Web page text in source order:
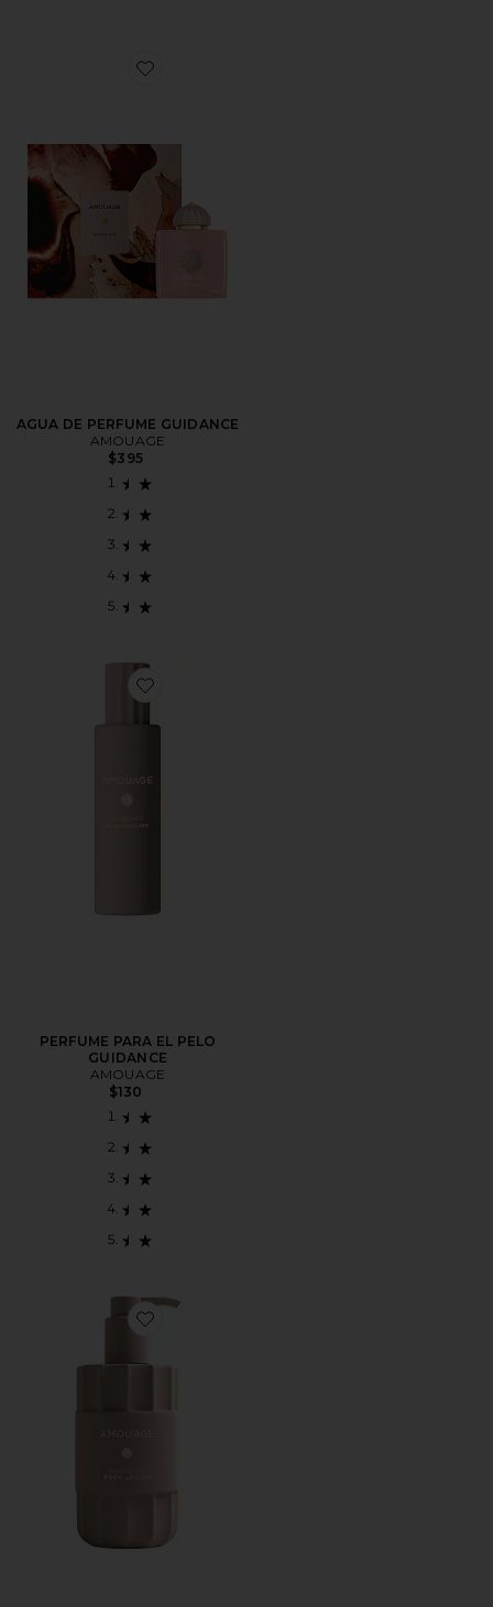
Favorite AGUA DE PERFUME GUIDANCE
AGUA DE PERFUME GUIDANCE
AMOUAGE
$395
Favorite PERFUME PARA EL PELO GUIDANCE
PERFUME PARA EL PELO
GUIDANCE
AMOUAGE
$130
Favorite LOCIÓN CORPORAL GUIDANCE